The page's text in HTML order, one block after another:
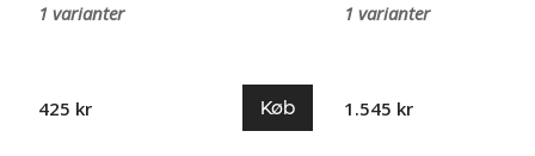
1 varianter
425 kr Køb
1 varianter
1.545 kr